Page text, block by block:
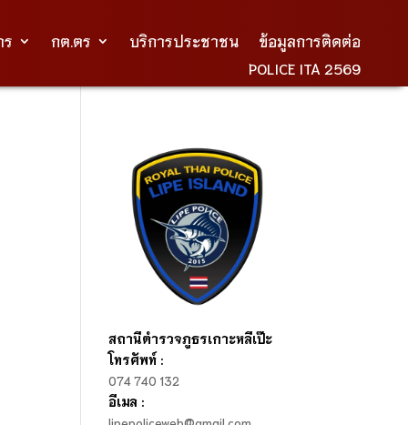
ร กต.ตร บริการประชาชน
ข้อมูลการติดต่อ
POLICE ITA 2569
สถานีตำรวจภูธรเกาะหลีเป๊ะ
โทรศัพท์ :
074 740 132
อีเมล :